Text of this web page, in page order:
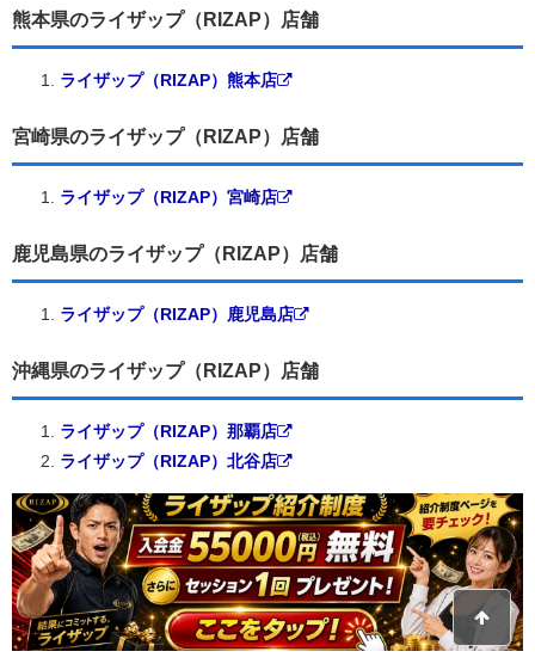
熊本県のライザップ（RIZAP）店舗
ライザップ（RIZAP）熊本店
宮崎県のライザップ（RIZAP）店舗
ライザップ（RIZAP）宮崎店
鹿児島県のライザップ（RIZAP）店舗
ライザップ（RIZAP）鹿児島店
沖縄県のライザップ（RIZAP）店舗
ライザップ（RIZAP）那覇店
ライザップ（RIZAP）北谷店